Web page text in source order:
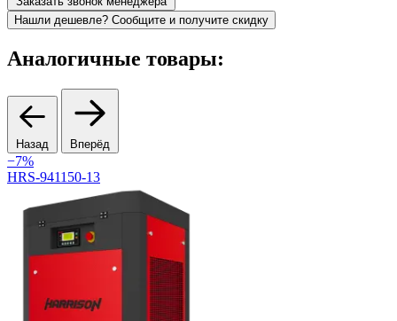
Нашли дешевле? Сообщите и получите скидку
Аналогичные товары:
Назад Вперёд
−7%
HRS-941150-13